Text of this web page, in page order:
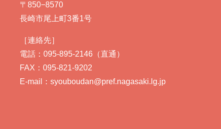
〒850−8570
長崎市尾上町3番1号
［連絡先］
電話：095-895-2146（直通）
FAX：095-821-9202
E-mail：syouboudan@pref.nagasaki.lg.jp